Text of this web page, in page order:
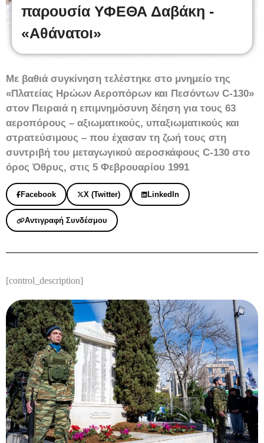
παρουσία ΥΦΕΘΑ Δαβάκη -
«Αθάνατοι»
Με βαθιά συγκίνηση τελέστηκε στο μνημείο της
«Πλατείας Ηρώων Αεροπόρων και Πεσόντων C‑130»
στον Πειραιά η επιμνημόσυνη δέηση για τους 63
αεροπόρους – αξιωματικούς, υπαξιωματικούς και
στρατεύσιμους – που έχασαν τη ζωή τους στη
συντριβή του μεταγωγικού αεροσκάφους C‑130 στο
όρος Όθρυς, στις 5 Φεβρουαρίου 1991
Facebook X (Twitter) LinkedIn
Αντιγραφή Συνδέσμου
[control_description]